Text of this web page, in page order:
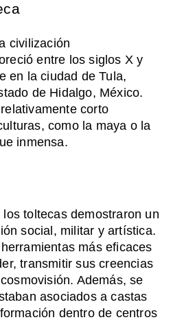
civilización
entre los siglos X y
en la ciudad de Tula,
de Hidalgo, México.
corto
como la maya o la
inmensa.
toltecas demostraron un
social, militar y artística.
más eficaces
transmitir sus creencias
Además, se
asociados a castas
dentro de centros